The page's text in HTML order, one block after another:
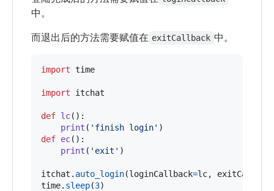
中。
而退出后的方法需要赋值在 exitCallback 中。
import time
import itchat
def lc():
print ( 'finish login'
def ec():
print ( 'exit' )
itchat . auto_login(loginCallback=lc,
time. sleep(3